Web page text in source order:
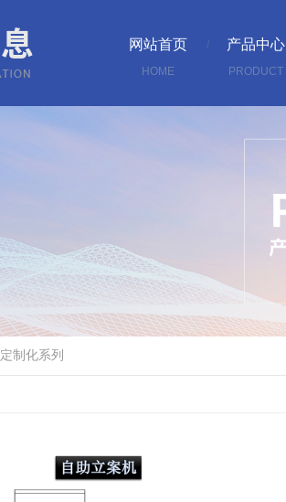
网站首页
HOME
产品中心
PRODUCT
定制化系列